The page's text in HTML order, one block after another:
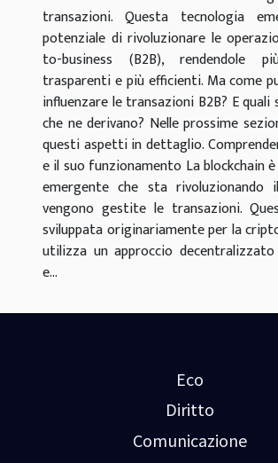
transazioni. Questa tecnologia
potenziale di rivoluzionare le
to-business (B2B), rendendole
trasparenti e più efficienti. Ma come
influenzare le transazioni B2B? E
che ne derivano? Nelle prossime
questi aspetti in dettaglio.
e il suo funzionamento La blockchain
emergente che sta
vengono gestite le transazioni.
sviluppata originariamente per la
utilizza un approccio
e...
Eco
Diritto
Comunicazione